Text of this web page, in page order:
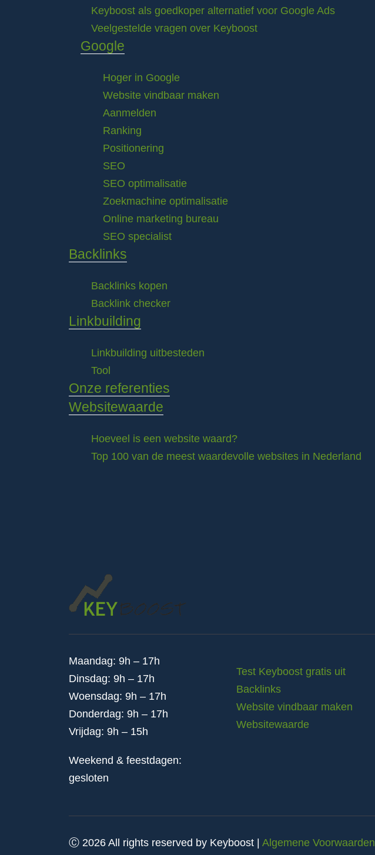
Keyboost als goedkoper alternatief voor Google Ads
Veelgestelde vragen over Keyboost
Google
Hoger in Google
Website vindbaar maken
Aanmelden
Ranking
Positionering
SEO
SEO optimalisatie
Zoekmachine optimalisatie
Online marketing bureau
SEO specialist
Backlinks
Backlinks kopen
Backlink checker
Linkbuilding
Linkbuilding uitbesteden
Tool
Onze referenties
Websitewaarde
Hoeveel is een website waard?
Top 100 van de meest waardevolle websites in Nederland
Maandag: 9h – 17h
Dinsdag: 9h – 17h
Woensdag: 9h – 17h
Donderdag: 9h – 17h
Vrijdag: 9h – 15h
Weekend & feestdagen:
gesloten
Test Keyboost gratis uit
Backlinks
Website vindbaar maken
Websitewaarde
Ⓒ 2026 All rights reserved by Keyboost | Algemene Voorwaarden